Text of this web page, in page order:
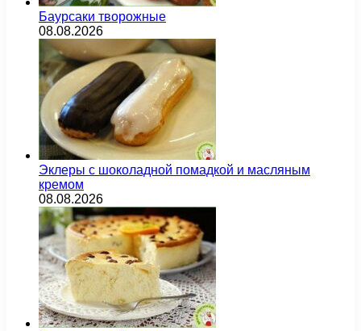
Баурсаки творожные
08.08.2026
Эклеры с шоколадной помадкой и масляным
кремом
08.08.2026